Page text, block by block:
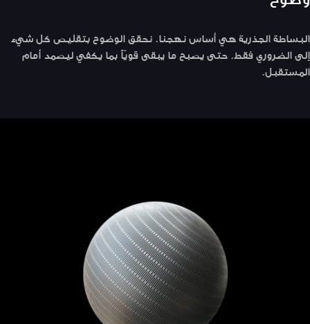
البساطة الجذرية هي أساس نهجنا. نحقق الوضوح بتقليص كل شيء
إلى الضروري فقط. حتى يصبح ما يبقى قويّاً بما يكفي ليصمد أمام
المستقبل.